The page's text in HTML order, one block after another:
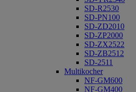
SD-R2530
SD-PN100
SD-ZD2010
SD-ZP2000
SD-ZX2522
SD-ZB2512
SD-2511
Multikocher
NF-GM600
NF-GM400